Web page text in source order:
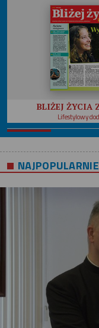
BLIŻEJ ŻYCIA
Lifestylowy